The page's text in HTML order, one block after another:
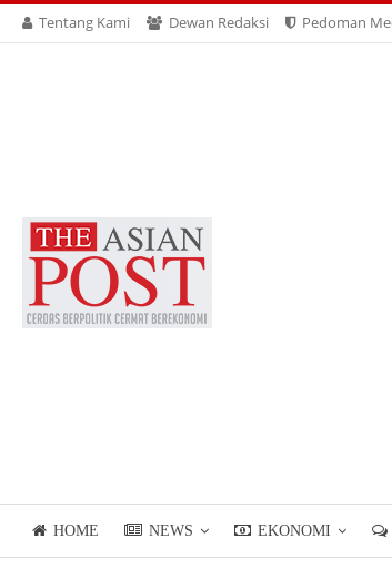
Tentang Kami Dewan Redaksi Pedoman
HOME NEWS EKONOMI